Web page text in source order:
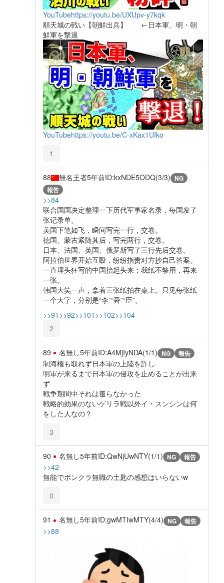
YouTubehttps://youtu.be/UXUpv-y7kqk
順天城の戦い【朝鮮出兵】 ←日本軍、明・朝
鮮軍を撃退
YouTubehttps://youtu.be/C-xKax1UIko
1
88 無名王者5年前ID:kxNDE5ODQ(3/3) NG
報告
>>84
联合国国决定整理一下历代军事家名录，每国发了
张记录单。
美国下笔如飞，瞬间写完一行，交卷。
德国、蒙古紧随其后，写完两行，交卷。
日本、法国、英国、俄罗斯写了三行先后交卷。
阿拉伯世界开始互殴，纷纷指责对方抄自己答案。
一直埋头狂写的中国抬起头来：我纸不够用，再来
一张。
韩国大笑一声，拿着三张纸拍在桌上。只见每张纸
一个大字，分别是“李”“舜”“臣”。
>>91 >>92>>101 >>102>>104
2
89 名無し5年前ID:A4MjIyNDA(1/1) NG 報告
制海権も取れず日本軍の上陸を許し
明軍が来るまで日本軍の侵攻を止めることが出来
ず
戦争期間中それは覆らなかった
戦略的効果のないゲリラ戦以外イ・スンシンは何
をした人なの？
3
90 名無し5年前ID:QwNjUwNTY(1/1) NG 報告
>>42
無能でボンクラ無職の土匙の感想はいらないw
0
91 名無し5年前ID:gwMTIwMTY(4/4) NG 報告
>>88